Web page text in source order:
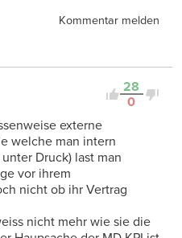
Kommentar melden
28
0
externe
welche man intern
Druck) last man
vor ihrem
nicht ob ihr Vertrag
nicht mehr wie sie die